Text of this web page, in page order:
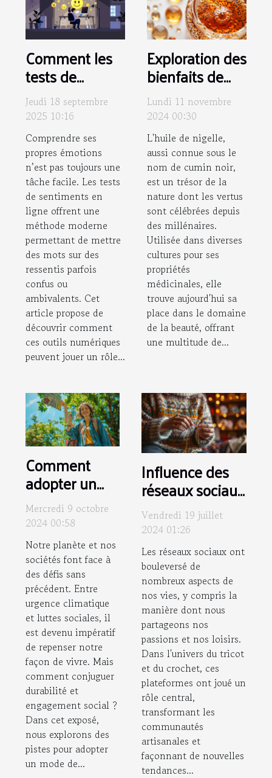
Comment les
tests de
sentiments en
ligne peuvent
clarifier vos
émotions ?
Jeudi 18 septembre
2025 10:16
Comprendre ses
propres émotions
n’est pas toujours une
tâche facile. Les tests
de sentiments en
ligne offrent une
méthode moderne
permettant de mettre
des mots sur des
ressentis parfois
confus ou
ambivalents. Cet
article propose de
découvrir comment
ces outils numériques
peuvent jouer un rôle...
Exploration des
bienfaits de
l'huile de
nigelle pour
peau et
cheveux
Lundi 11 novembre
2024 00:30
L'huile de nigelle,
aussi connue sous le
nom de cumin noir,
est un trésor de la
nature dont les vertus
sont célébrées depuis
des millénaires.
Utilisée dans diverses
cultures pour ses
propriétés
médicinales, elle
trouve aujourd'hui sa
place dans le domaine
de la beauté, offrant
une multitude de...
Comment
adopter un
mode de vie
durable tout
en soutenant
les
mouvements
sociaux
Mercredi 9 octobre
2024 00:58
Notre planète et nos
sociétés font face à
des défis sans
précédent. Entre
urgence climatique
et luttes sociales, il
est devenu impératif
de repenser notre
façon de vivre. Mais
comment conjuguer
durabilité et
engagement social ?
Dans cet exposé,
nous explorons des
pistes pour adopter
un mode de...
Influence des
réseaux sociaux
sur les
communautés
de tricot et
crochet
contemporaines
Vendredi 19 juillet
2024 01:26
Les réseaux sociaux ont
bouleversé de
nombreux aspects de
nos vies, y compris la
manière dont nous
partageons nos
passions et nos loisirs.
Dans l'univers du tricot
et du crochet, ces
plateformes ont joué un
rôle central,
transformant les
communautés
artisanales et
façonnant de nouvelles
tendances...